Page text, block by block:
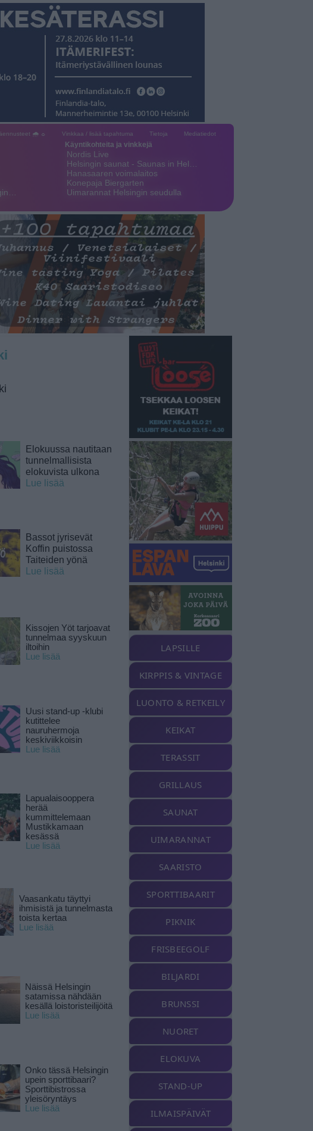
🌧 ☼ Vinkkaa / lisää tapahtuma Tietoja Mediatiedot
Käyntikohteita ja vinkkejä
Nordis Live
Helsingin saunat - Saunas in Hel…
Hanasaaren voimalaitos
Konepaja Biergarten
Uimarannat Helsingin seudulla
Elokuussa nautitaan
tunnelmallisista
elokuvista ulkona
Lue lisää
Bassot jyrisevät
Koffin puistossa
Taiteiden yönä
Lue lisää
Kissojen Yöt tarjoavat
tunnelmaa syyskuun
iltoihin
Lue lisää
Uusi stand-up -klubi
kutittelee
nauruhermoja
keskiviikkoisin
Lue lisää
Lapualaisooppera
herää
kummittelemaan
Mustikkamaan
kesässä
Lue lisää
Vaasankatu täyttyi
ihmisistä ja tunnelmasta
toista kertaa
Lue lisää
Näissä Helsingin
satamissa nähdään
kesällä loistoristeilijöitä
Lue lisää
Onko tässä Helsingin
upein sporttibaari?
Sporttibistrossa
yleisöryntäys
Lue lisää
LAPSILLE
KIRPPIS & VINTAGE
LUONTO & RETKEILY
KEIKAT
TERASSIT
GRILLAUS
SAUNAT
UIMARANNAT
SAARISTO
SPORTTIBAARIT
PIKNIK
FRISBEEGOLF
BILJARDI
BRUNSSI
NUORET
ELOKUVA
STAND-UP
ILMAISPÄIVÄT